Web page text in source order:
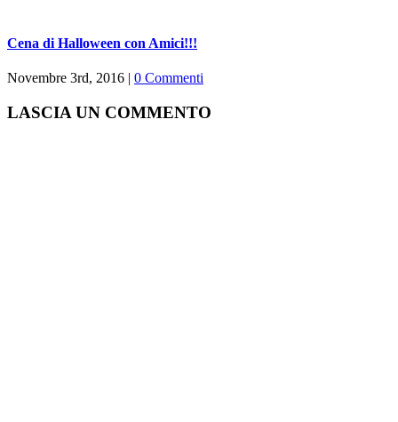
Cena di Halloween con Amici!!!
Novembre 3rd, 2016 | 0 Commenti
LASCIA UN COMMENTO